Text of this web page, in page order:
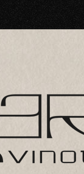
encontrar